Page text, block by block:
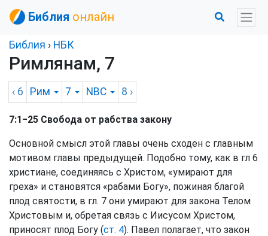
Библия онлайн
Библия › НБК
Римлянам, 7
‹ 6 Рим 7 NBC 8 ›
7:1−25 Свобода от рабства закону
Основной смысл этой главы очень сходен с главным
мотивом главы предыдущей. Подобно тому, как в гл 6
христиане, соединяясь с Христом, «умирают для
греха» и становятся «рабами Богу», пожиная благой
плод святости, в гл. 7 они умирают для закона Телом
Христовым и, обретая связь с Иисусом Христом,
приносят плод Богу (ст. 4). Павел полагает, что закон